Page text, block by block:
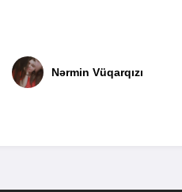
Nərmin Vüqarqızı